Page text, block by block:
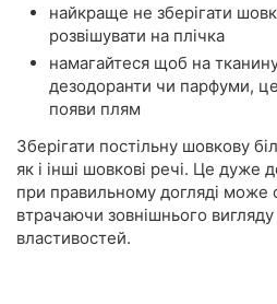
найкраще не зберігати
розвішувати на плічка
намагайтеся щоб на
дезодоранти чи парфуми,
появи плям
Зберігати постільну шовкову
як і інші шовкові речі. Це дуже
при правильному догляді може
втрачаючи зовнішнього
властивостей.